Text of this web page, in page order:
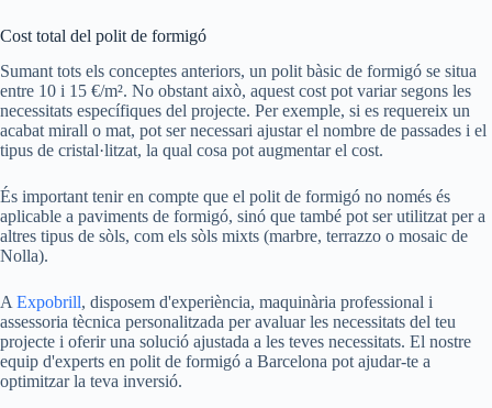
Cost total del polit de formigó
Sumant tots els conceptes anteriors, un polit bàsic de formigó se situa
entre 10 i 15 €/m². No obstant això, aquest cost pot variar segons les
necessitats específiques del projecte. Per exemple, si es requereix un
acabat mirall o mat, pot ser necessari ajustar el nombre de passades i el
tipus de cristal·litzat, la qual cosa pot augmentar el cost.
És important tenir en compte que el polit de formigó no només és
aplicable a paviments de formigó, sinó que també pot ser utilitzat per a
altres tipus de sòls, com els sòls mixts (marbre, terrazzo o mosaic de
Nolla).
A Expobrill, disposem d'experiència, maquinària professional i
assessoria tècnica personalitzada per avaluar les necessitats del teu
projecte i oferir una solució ajustada a les teves necessitats. El nostre
equip d'experts en polit de formigó a Barcelona pot ajudar-te a
optimitzar la teva inversió.